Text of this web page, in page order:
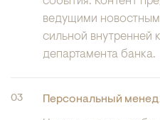
ведущими
сильной внутренней
департамента банка.
Персональный